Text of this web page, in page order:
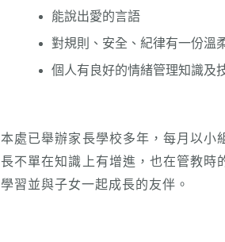
能說出愛的言語
對規則、安全、紀律有一份溫
個人有良好的情緒管理知識及
本處已舉辦家長學校多年，每月以小
長不單在知識上有增進，也在管教時
學習並與子女一起成長的友伴。